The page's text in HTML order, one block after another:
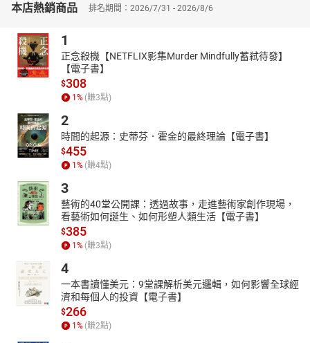
本店熱銷商品 排名期間：2026/7/31 - 2026/8/6
1
正念殺機【NETFLIX影集Murder Mindfully蓄弒待發】
【電子書】
$308
1% (賺3點)
2
時間的起源：史蒂芬．霍金的最終理論【電子書】
$455
1% (賺4點)
3
藝術的40堂公開課：透過故事，走進藝術家創作現場，
看藝術如何誕生、如何形塑人類生活【電子書】
$385
1% (賺3點)
4
一本書讀懂美元：9堂課解析美元邏輯，如何影響全球經
濟和每個人的投資【電子書】
$266
1% (賺2點)